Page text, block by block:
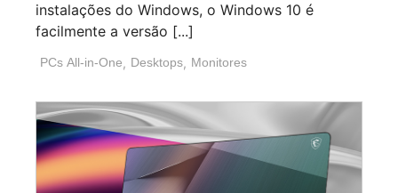
instalações do Windows, o Windows 10 é
facilmente a versão [...]
PCs All-in-One, Desktops, Monitores